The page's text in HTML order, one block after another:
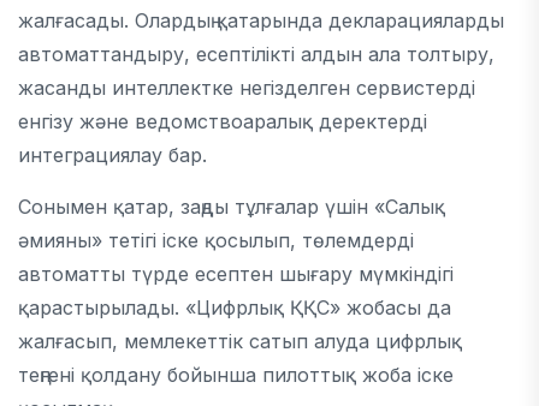
жалғасады. Олардың қатарында декларацияларды
автоматтандыру, есептілікті алдын ала толтыру,
жасанды интеллектке негізделген сервистерді
енгізу және ведомствоаралық деректерді
интеграциялау бар.
Сонымен қатар, заңды тұлғалар үшін «Салық
әмияны» тетігі іске қосылып, төлемдерді
автоматты түрде есептен шығару мүмкіндігі
қарастырылады. «Цифрлық ҚҚС» жобасы да
жалғасып, мемлекеттік сатып алуда цифрлық
теңгені қолдану бойынша пилоттық жоба іске